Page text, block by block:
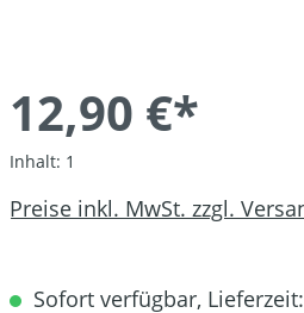
12,90 €*
Inhalt: 1
Preise inkl. MwSt. zzgl.
Sofort verfügbar,